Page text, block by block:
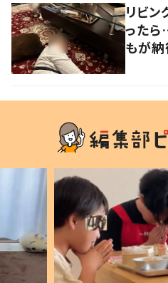
リビ
ったら
もが納